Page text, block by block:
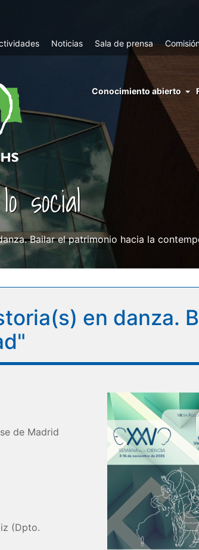
Noticias Sala de prensa
menu
conocimiento
abierto
Conocimiento abierto
social
Bailar el patrimonio hacia la
en danza.
de Madrid
(Dpto.